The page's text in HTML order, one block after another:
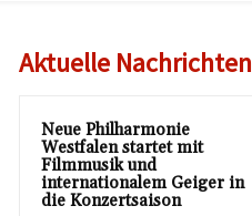
Aktuelle Nachrichten
Neue Philharmonie
Westfalen startet mit
Filmmusik und
internationalem Geiger in
die Konzertsaison